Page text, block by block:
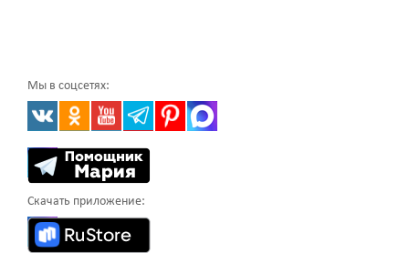
Мы в соцсетях:
Скачать приложение: